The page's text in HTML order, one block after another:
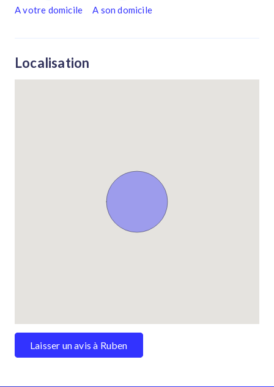
A votre domicile A son domicile
Localisation
Laisser un avis à Ruben